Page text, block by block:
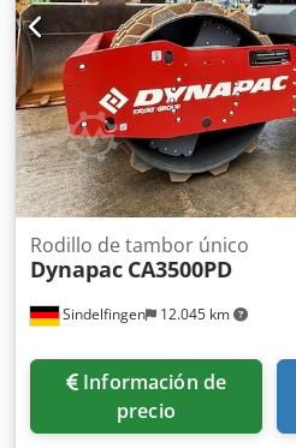
Sindelfingen 12.045 km
Rodillo de tambor único
Dynapac CA3500PD
Información de
precio